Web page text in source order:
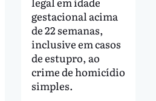
gestacional acima
de 22 semanas,
inclusive em casos
de estupro, ao
crime de homicídio
simples.